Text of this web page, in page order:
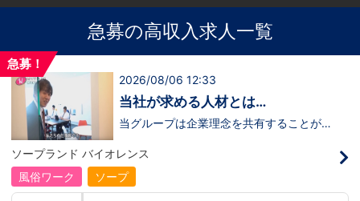
急募の高収入求人一覧
急募！
2026/08/06 12:33
当社が求める人材とは…
当グループは企業理念を共有することがで
神】を持っている方を求めています。さら
に！『ハピネスグループは、店舗数が増え
ます！！』つまり…【店長/幹部】の空き
枠があるってことです。実際に働いてみ
ソープランド バイオレンス
風俗ワーク
ソープ